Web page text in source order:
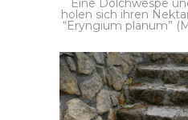
Eine Dolchwespe
holen sich ihren
“Eryngium planum”